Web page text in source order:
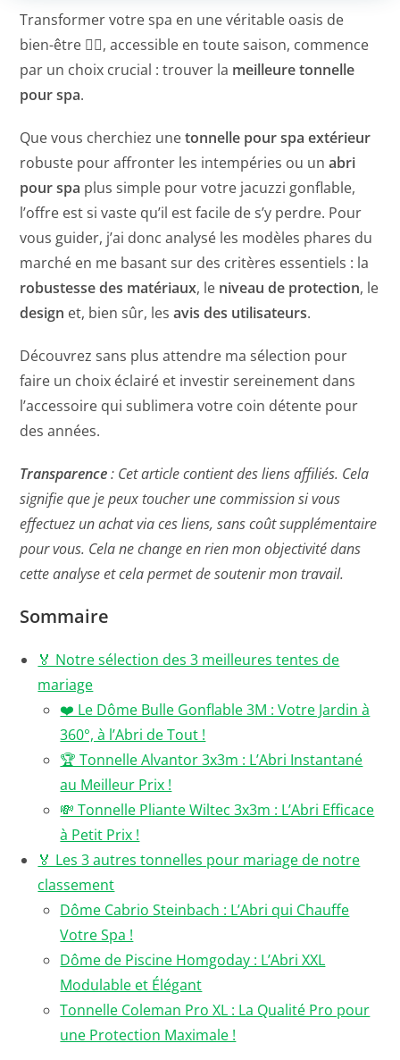
Transformer votre spa en une véritable oasis de
bien-être 🧖‍♀️, accessible en toute saison, commence
par un choix crucial : trouver la meilleure tonnelle
pour spa.
Que vous cherchiez unetonnelle pour spa extérieur
robuste pour affronter les intempéries ou unabri
pour spa plus simple pour votre jacuzzi gonflable,
l’offre est si vaste qu’il est facile de s’y perdre. Pour
vous guider, j’ai donc analysé les modèles phares du
marché en me basant sur des critères essentiels : la
robustesse des matériaux, le niveau de protection, le
design et, bien sûr, lesavis des utilisateurs.
Découvrez sans plus attendre ma sélection pour
faire un choix éclairé et investir sereinement dans
l’accessoire qui sublimera votre coin détente pour
des années.
Transparence: Cet article contient des liens affiliés. Cela
signifie que je peux toucher une commission si vous
effectuez un achat via ces liens, sans coût supplémentaire
pour vous. Cela ne change en rien mon objectivité dans
cette analyseet cela permet de soutenir mon travail.
Sommaire
🏅 Notre sélection des 3 meilleures tentes de
mariage
❤️ Le Dôme Bulle Gonflable 3M : Votre Jardin à
360°, à l’Abri de Tout !
🏆 Tonnelle Alvantor 3x3m : L’Abri Instantané
au Meilleur Prix !
💸 Tonnelle Pliante Wiltec 3x3m : L’Abri Efficace
à Petit Prix !
🏅 Les 3 autres tonnelles pour mariage de notre
classement
Dôme Cabrio Steinbach : L’Abri qui Chauffe
Votre Spa !
Dôme de Piscine Homgoday : L’Abri XXL
Modulable et Élégant
Tonnelle Coleman Pro XL : La Qualité Pro pour
une Protection Maximale !